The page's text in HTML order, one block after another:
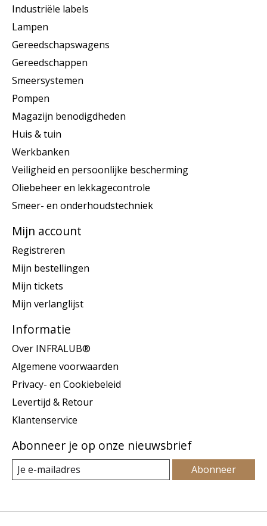
Industriële labels
Lampen
Gereedschapswagens
Gereedschappen
Smeersystemen
Pompen
Magazijn benodigdheden
Huis & tuin
Werkbanken
Veiligheid en persoonlijke bescherming
Oliebeheer en lekkagecontrole
Smeer- en onderhoudstechniek
Mijn account
Registreren
Mijn bestellingen
Mijn tickets
Mijn verlanglijst
Informatie
Over INFRALUB®
Algemene voorwaarden
Privacy- en Cookiebeleid
Levertijd & Retour
Klantenservice
Abonneer je op onze nieuwsbrief
Abonneer